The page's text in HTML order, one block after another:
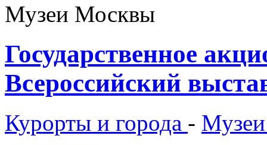
Музеи Москвы
Государственное
Всероссийский
Курорты и города -